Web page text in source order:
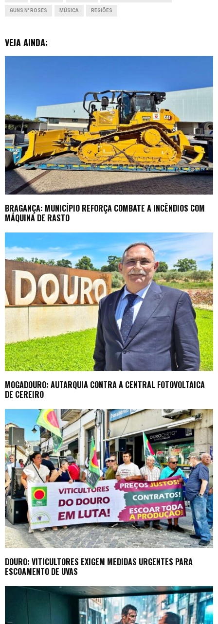
GUNS N' ROSES MÚSICA REGIÕES
VEJA AINDA:
BRAGANÇA: MUNICÍPIO REFORÇA COMBATE A INCÊNDIOS COM
MÁQUINA DE RASTO
MOGADOURO: AUTARQUIA CONTRA A CENTRAL FOTOVOLTAICA
DE CEREIRO
DOURO: VITICULTORES EXIGEM MEDIDAS URGENTES PARA
ESCOAMENTO DE UVAS